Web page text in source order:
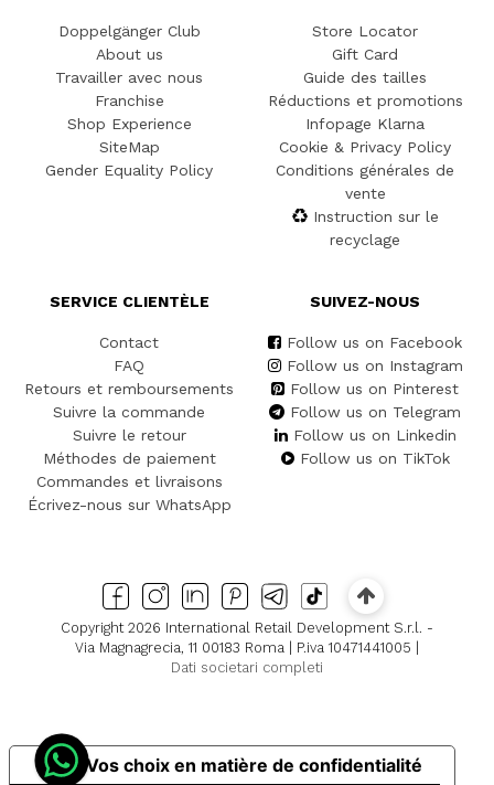
Doppelgänger Club
About us
Travailler avec nous
Franchise
Shop Experience
SiteMap
Gender Equality Policy
Store Locator
Gift Card
Guide des tailles
Réductions et promotions
Infopage Klarna
Cookie & Privacy Policy
Conditions générales de
vente
Instruction sur le
recyclage
SERVICE CLIENTÈLE
Contact
FAQ
Retours et remboursements
Suivre la commande
Suivre le retour
Méthodes de paiement
Commandes et livraisons
Écrivez-nous sur WhatsApp
SUIVEZ-NOUS
Follow us on Facebook
Follow us on Instagram
Follow us on Pinterest
Follow us on Telegram
Follow us on Linkedin
Follow us on TikTok
Copyright 2026 International Retail Development S.r.l. -
Via Magnagrecia, 11 00183 Roma | P.iva 10471441005 |
Dati societari completi
Vos choix en matière de confidentialité